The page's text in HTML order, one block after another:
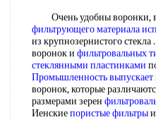
Очень удобны воронки, в
фильтрующего материала
из крупнозернистого стекла .
воронок и фильтровальных
стеклянными пластинками
Промышленность выпускает
воронок, которые
размерами зерен
Иенскиепористые фильтры